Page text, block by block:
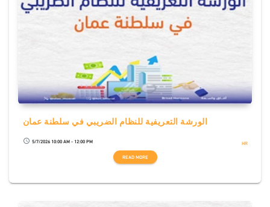
الورشة التعريفية للنظام الضريبي في سلطنة عمان
schedule 5/7/2026 10:00 AM - 12:00 PM
HR
READ MORE